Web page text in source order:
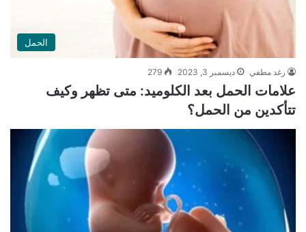
الحمل
رغد مطفي ديسمبر 3, 2023 279
علامات الحمل بعد الكلوميد: متى تظهر وكيف
تتأكدين من الحمل؟